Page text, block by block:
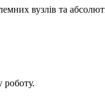
вузлів та
роботу.